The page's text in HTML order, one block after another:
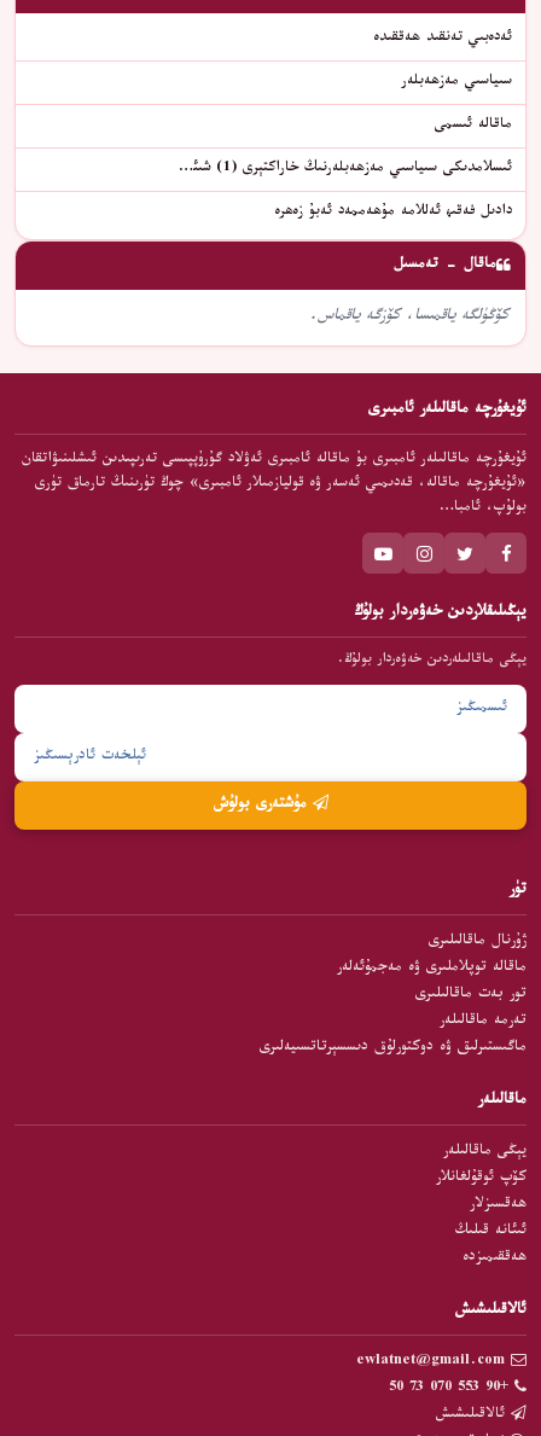
ئەدەبىي تەنقىد ھەققىدە
سىياسىي مەزھەبلەر
ماقالە ئىسمى
ئىسلامدىكى سىياسىي مەزھەبلەرنىڭ خاراكتېرى (1) شىئ…
دادىل فەقىھ ئەللامە مۇھەممەد ئەبۇ زەھرە
ماقال - تەمسىل
كۆڭۈلگە ياقمىسا، كۆزگە ياقماس.
ئۇيغۇرچە ماقالىلەر ئامبىرى
ئۇيغۇرچە ماقالىلەر ئامبىرى بۇ ماقالە ئامبىرى ئەۋلاد گۇرۇپپىسى تەرىپىدىن ئىشلىنىۋاتقان
«ئۇيغۇرچە ماقالە، قەدىمىي ئەسەر ۋە قوليازمىلار ئامبىرى» چوڭ تۈرىنىڭ تارماق تۈرى
بولۇپ، ئامبا…
يېڭىلىقلاردىن خەۋەردار بولۇڭ
يېڭى ماقالىلەردىن خەۋەردار بولۇڭ.
تۈر
ژۇرنال ماقالىلىرى
ماقالە توپلاملىرى ۋە مەجمۇئەلەر
تور بەت ماقالىلىرى
تەرمە ماقالىلەر
ماگىستىرلىق ۋە دوكتورلۇق دىسسېرتاتسىيەلىرى
ماقالىلەر
يېڭى ماقالىلەر
كۆپ ئوقۇلغانلار
ھەقسىزلار
ئىئانە قىلىڭ
ھەققىمىزدە
ئالاقىلىشىش
+90 553 070 73 50
ئالاقىلىشىش